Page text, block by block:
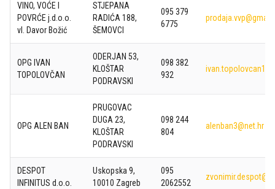
VINO, VOĆE I
POVRĆE j.d.o.o.
vl. Davor Božić
STJEPANA
RADIĆA 188,
ŠEMOVCI
095 379
6775
OPG IVAN
TOPOLOVČAN
ODERJAN 53,
KLOŠTAR
PODRAVSKI
098 382
932
OPG ALEN BAN
PRUGOVAC
DUGA 23,
KLOŠTAR
PODRAVSKI
098 244
804
alenban3@net.hr
DESPOT
INFINITUS d.o.o.
Uskopska 9,
10010 Zagreb
095
2062552